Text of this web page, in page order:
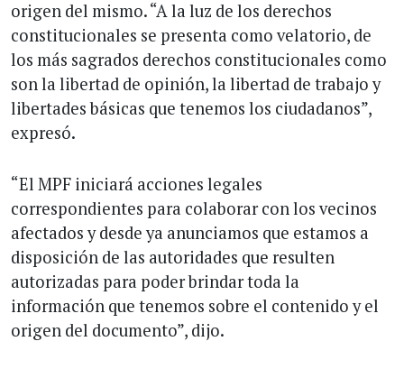
origen del mismo. “A la luz de los derechos
constitucionales se presenta como velatorio, de
los más sagrados derechos constitucionales como
son la libertad de opinión, la libertad de trabajo y
libertades básicas que tenemos los ciudadanos”,
expresó.
“El MPF iniciará acciones legales
correspondientes para colaborar con los vecinos
afectados y desde ya anunciamos que estamos a
disposición de las autoridades que resulten
autorizadas para poder brindar toda la
información que tenemos sobre el contenido y el
origen del documento”, dijo.